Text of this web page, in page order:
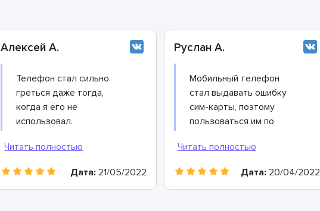
Алексей А.
Телефон стал сильно
греться даже тогда,
когда я его не
использовал.
что дело в неисправном
аккумуляторе, который
давно уже пора
заменить. В ASC сервисе
Дата: 21/05/2022
Руслан А.
Мобильный телефон
стал выдавать ошибку
сим-карты, поэтому
пользоваться им по
есть совершать звонки
стало невозможно.
Обратился к
специалистам ASC,
Дата: 20/04/2022